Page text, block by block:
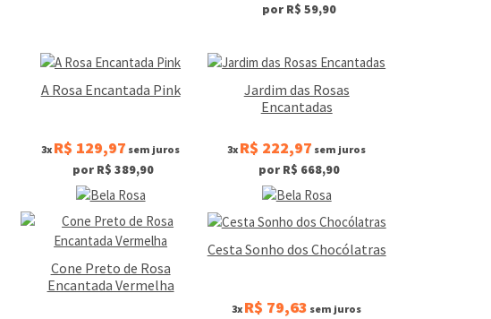
por R$ 59,90
A Rosa Encantada Pink
3x R$ 129,97 sem juros
por R$ 389,90
Jardim das Rosas
Encantadas
3x R$ 222,97 sem juros
por R$ 668,90
Cone Preto de Rosa
Encantada Vermelha
Cesta Sonho dos Chocólatras
3x R$ 79,63 sem juros